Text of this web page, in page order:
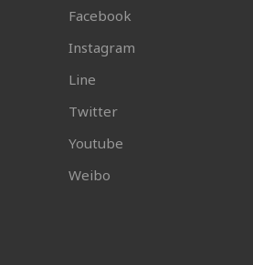
Facebook
Instagram
Line
Twitter
Youtube
Weibo